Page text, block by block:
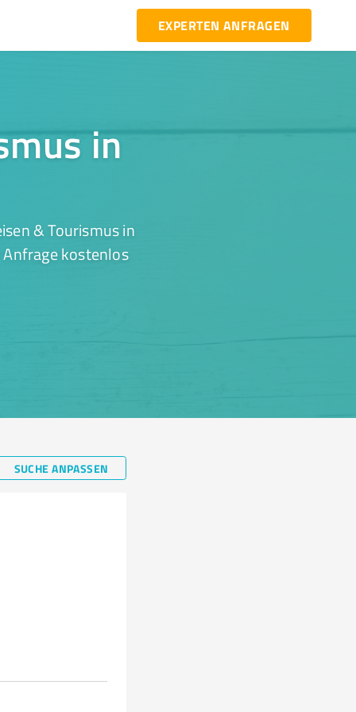
EXPERTEN ANFRAGEN
in
& Tourismus in
kostenlos
SUCHE ANPASSEN